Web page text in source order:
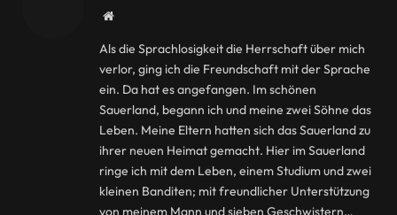
Website
Als die Sprachlosigkeit die Herrschaft über mich
verlor, ging ich die Freundschaft mit der Sprache
ein. Da hat es angefangen. Im schönen
Sauerland, begann ich und meine zwei Söhne das
Leben. Meine Eltern hatten sich das Sauerland zu
ihrer neuen Heimat gemacht. Hier im Sauerland
ringe ich mit dem Leben, einem Studium und zwei
kleinen Banditen; mit freundlicher Unterstützung
von meinem Mann und sieben Geschwistern…